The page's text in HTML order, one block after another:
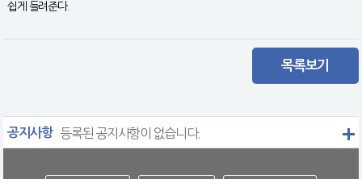
쉽게 들려준다.
목록보기
공지사항 등록된 공지사항이 없습니다.